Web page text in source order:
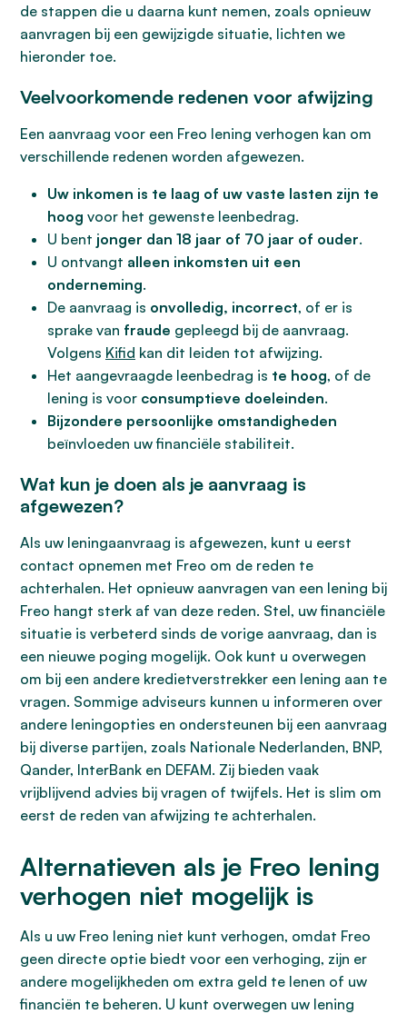
de stappen die u daarna kunt nemen, zoals opnieuw
aanvragen bij een gewijzigde situatie, lichten we
hieronder toe.
Veelvoorkomende redenen voor afwijzing
Een aanvraag voor een Freo lening verhogen kan om
verschillende redenen worden afgewezen.
Uw inkomen is te laag of uw vaste lasten zijn te
hoog voor het gewenste leenbedrag.
U bent jonger dan 18 jaar of 70 jaar of ouder.
U ontvangt alleen inkomsten uit een
onderneming.
De aanvraag is onvolledig, incorrect, of er is
sprake van fraude gepleegd bij de aanvraag.
Volgens Kifid kan dit leiden tot afwijzing.
Het aangevraagde leenbedrag is te hoog, of de
lening is voor consumptieve doeleinden.
Bijzondere persoonlijke omstandigheden
beïnvloeden uw financiële stabiliteit.
Wat kun je doen als je aanvraag is
afgewezen?
Als uw leningaanvraag is afgewezen, kunt u eerst
contact opnemen met Freo om de reden te
achterhalen. Het opnieuw aanvragen van een lening bij
Freo hangt sterk af van deze reden. Stel, uw financiële
situatie is verbeterd sinds de vorige aanvraag, dan is
een nieuwe poging mogelijk. Ook kunt u overwegen
om bij een andere kredietverstrekker een lening aan te
vragen. Sommige adviseurs kunnen u informeren over
andere leningopties en ondersteunen bij een aanvraag
bij diverse partijen, zoals Nationale Nederlanden, BNP,
Qander, InterBank en DEFAM. Zij bieden vaak
vrijblijvend advies bij vragen of twijfels. Het is slim om
eerst de reden van afwijzing te achterhalen.
Alternatieven als je Freo lening
verhogen niet mogelijk is
Als u uw Freo lening niet kunt verhogen, omdat Freo
geen directe optie biedt voor een verhoging, zijn er
andere mogelijkheden om extra geld te lenen of uw
financiën te beheren. U kunt overwegen uw lening